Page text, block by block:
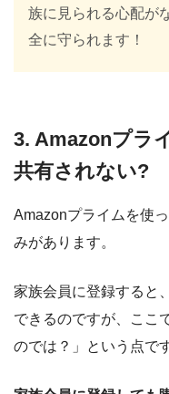
族に見られる心配が
全に守られます！
3. Amazonプラ
共有されない?
Amazonプライムを使
みがあります。
家族会員に登録すると
できるのですが、ここ
のでは？」という点で